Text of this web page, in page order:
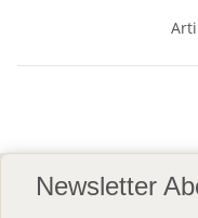
Newsletter